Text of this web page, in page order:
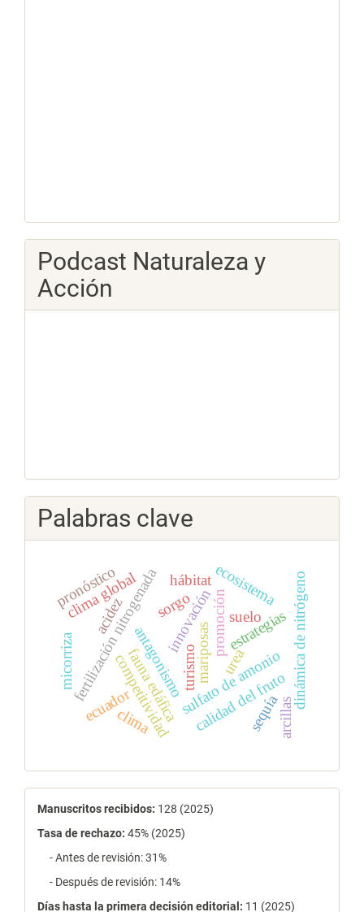
Podcast Naturaleza y
Acción
Palabras clave
turismo
competitividad
promociónestrategias
innovación dinámica de nitrógeno
fertilización nitrogenada sulfato de amonio
urea
sorgo
calidad del fruto
clima global
ecuador
hábitat
mariposas
ecosistema
fauna edáfica sequía
suelo
antagonismo
micorriza
pronóstico
clima arcillas
acidez
estadísticas
Manuscritos recibidos: 128 (2025)
Tasa de rechazo: 45% (2025)
- Antes de revisión: 31%
- Después de revisión: 14%
Días hasta la primera decisión editorial: 11 (2025)